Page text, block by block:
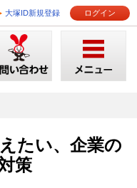
大塚ID新規登録 ログイン
たい、企業の
策